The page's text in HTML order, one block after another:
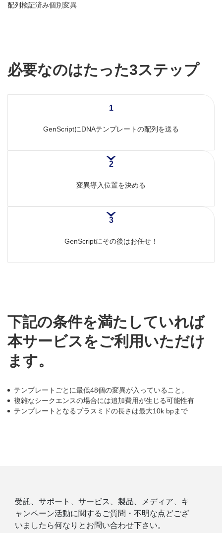
配列検証済み個別変異
必要なのはたった3ステップ
1
GenScriptにDNAテンプレートの配列を送る
2
変異導入位置を決める
3
GenScriptにその後はお任せ！
下記の条件を満たしていれば
本サービスをご利用いただけ
ます。
テンプレートごとに最低48個の変異が入っていること。
複雑なシークエンスの場合には追加費用が生じる可能性有
テンプレートとなるプラスミドの長さは最大10k bpまで
受託、サポート、サービス、製品、メディア、キ
ャンペーン活動に関するご質問・不明な点どござ
いましたら何なりとお問い合わせ下さい。